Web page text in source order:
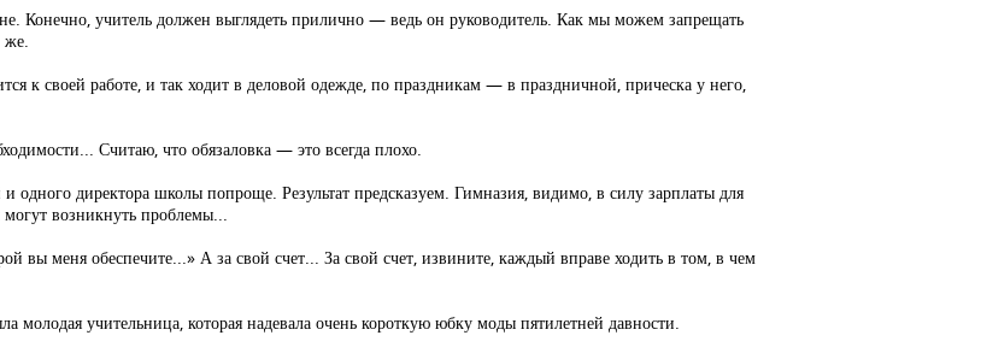
Конечно, учитель должен выглядеть прилично — ведь он руководитель. Как мы можем запрещать
же.
к своей работе, и так ходит в деловой одежде, по праздникам — в праздничной, прическа у него,
Считаю, что обязаловка — это всегда плохо.
директора школы попроще. Результат предсказуем. Гимназия, видимо, в силу зарплаты для
возникнуть проблемы...
вы меня обеспечите...» А за свой счет... За свой счет, извините, каждый вправе ходить в том, в чем
учительница, которая надевала очень короткую юбку моды пятилетней давности.